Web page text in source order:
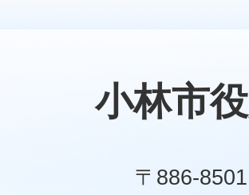
小林市
〒886-8501